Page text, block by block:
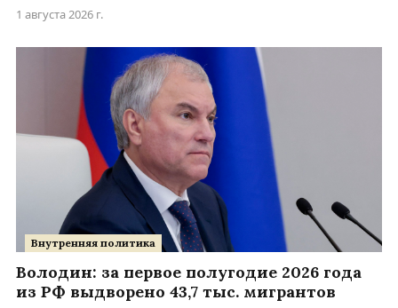
1 августа 2026 г.
Внутренняя политика
Володин: за первое полугодие 2026 года
из РФ выдворено 43,7 тыс. мигрантов